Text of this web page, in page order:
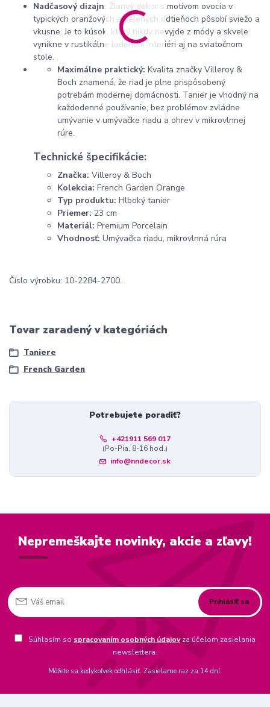
Nadčasový dizajn: Žiarivý dekor s motívom ovocia v
typických oranžových a zelených odtieňoch pôsobí sviežo a
vkusne. Je to kúsok, ktorý nikdy nevyjde z módy a skvele
vynikne v rustikálne ladenom interiéri aj na sviatočnom
stole.
Maximálne praktický: Kvalita značky Villeroy &
Boch znamená, že riad je plne prispôsobený
potrebám modernej domácnosti. Tanier je vhodný na
každodenné používanie, bez problémov zvládne
umývanie v umývačke riadu a ohrev v mikrovlnnej
rúre.
Technické špecifikácie:
Značka: Villeroy & Boch
Kolekcia: French Garden Orange
Typ produktu: Hlboký tanier
Priemer: 23 cm
Materiál: Premium Porcelain
Vhodnosť: Umývačka riadu, mikrovlnná rúra
Číslo výrobku: 10-2284-2700.
Tovar zaradený v kategóriách
Taniere
French Garden
Potrebujete poradiť?
+421911 569 017
(Po-Pia, 8-16 hod.)
info@nndecor.sk
Nepremeškajte novinky, akcie a zľavy!
Prihlásiť sa
Súhlasím so spracovaním osobných údajovza účelom zasielania
newslettera.
Môžete sa kedykoľvek odhlásiť. Zasielame raz za 14 dní.